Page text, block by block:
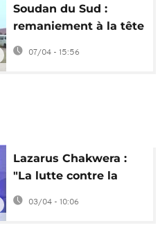
Soudan du Sud :
remaniement à la tête
du Parlement de
transition
07/04 - 15:56
Lazarus Chakwera :
"La lutte contre la
corruption peut se
retourner contre vous"
03/04 - 10:06